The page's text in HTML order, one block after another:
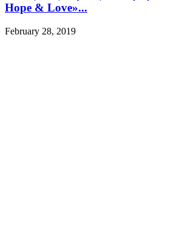
Hope & Love»...
February 28, 2019